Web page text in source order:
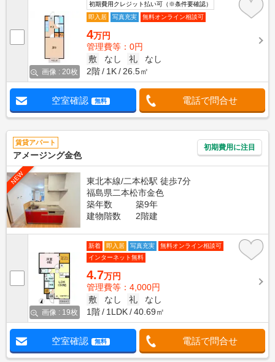
画像 : 20枚
初期費用クレジット払い可（※条件要確認）
即入居
写真充実 無料オンライン相談可
4万円
管理費等：0円
敷
なし 礼
なし
2階
1K 26.5㎡
空室確認 無料 電話で問合せ
賃貸アパート
アメージング金色
初期費用に注目
NEW
東北本線/二本松駅 徒歩7分
福島県二本松市金色
築年数
築9年
建物階数
2階建
画像 : 19枚
新着 即入居 写真充実
無料オンライン相談可
インターネット無料
4.7万円
管理費等：4,000円
敷
なし 礼
なし
1階
1LDK 40.69㎡
空室確認 無料 電話で問合せ